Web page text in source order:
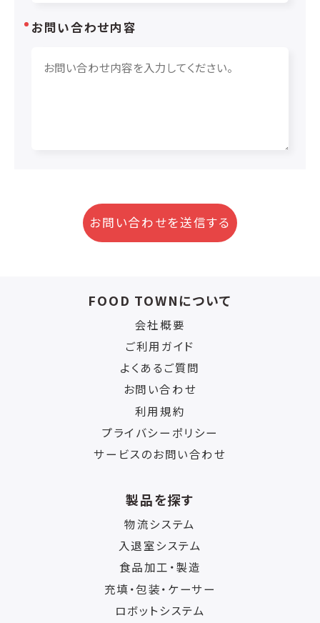
お問い合わせ内容
お問い合わせを送信する
FOOD TOWNについて
会社概要
ご利用ガイド
よくあるご質問
お問い合わせ
利用規約
プライバシーポリシー
サービスのお問い合わせ
製品を探す
物流システム
入退室システム
食品加工・製造
充填・包装・ケーサー
ロボットシステム